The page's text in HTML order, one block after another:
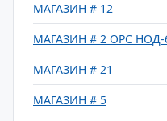
МАГАЗИН # 12
МАГАЗИН # 2 ОРС НОД-
МАГАЗИН # 21
МАГАЗИН # 5